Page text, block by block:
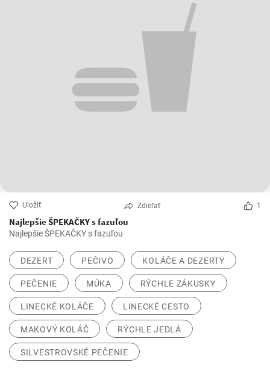
Uložiť Zdieľať 1
Najlepšie ŠPEKAČKY s fazuľou
Najlepšie ŠPEKAČKY s fazuľou
DEZERT PEČIVO KOLÁČE A DEZERTY
PEČENIE MÚKA RÝCHLE ZÁKUSKY
LINECKÉ KOLÁČE LINECKÉ CESTO
MAKOVÝ KOLÁČ RÝCHLE JEDLÁ
SILVESTROVSKÉ PEČENIE